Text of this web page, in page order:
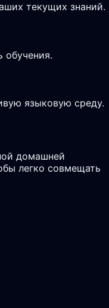
текущих знаний.
обучения.
языковую среду.
домашней
легко совмещать